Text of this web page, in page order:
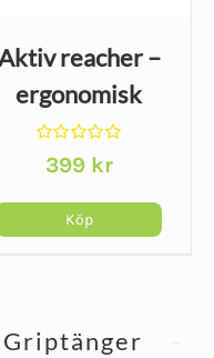
reacher –
ergonomisk
gripklo med
räckvidd
Betygsatt
5
399 kr
Köp